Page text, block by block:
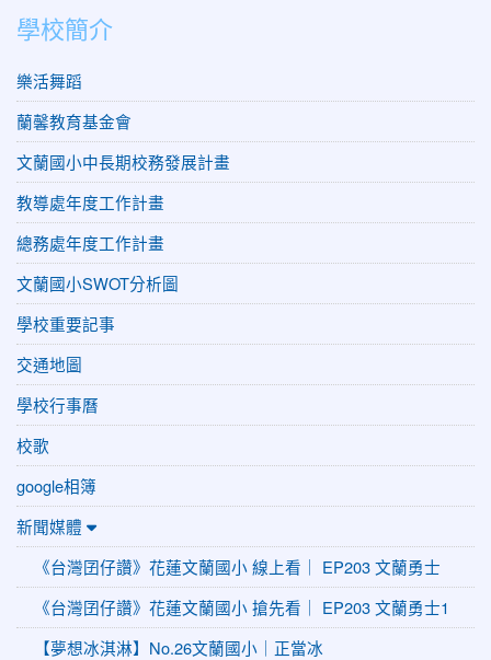
學校簡介
樂活舞蹈
蘭馨教育基金會
文蘭國小中長期校務發展計畫
教導處年度工作計畫
總務處年度工作計畫
文蘭國小SWOT分析圖
學校重要記事
交通地圖
學校行事曆
校歌
google相簿
新聞媒體
《台灣囝仔讚》花蓮文蘭國小 線上看｜ EP203 文蘭勇士
《台灣囝仔讚》花蓮文蘭國小 搶先看｜ EP203 文蘭勇士1
【夢想冰淇淋】No.26文蘭國小｜正當冰